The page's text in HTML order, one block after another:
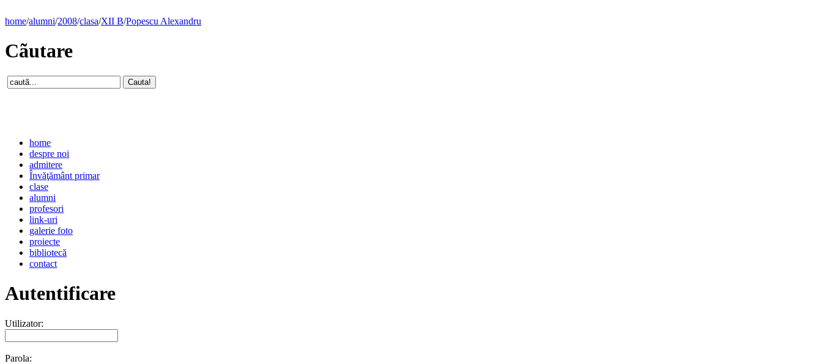
home/alumni/2008/clasa/XII B/Popescu Alexandru
Cãutare
home
despre noi
admitere
Învăţământ primar
clase
alumni
profesori
link-uri
galerie foto
proiecte
bibliotecă
contact
Autentificare
Utilizator:
Parola: